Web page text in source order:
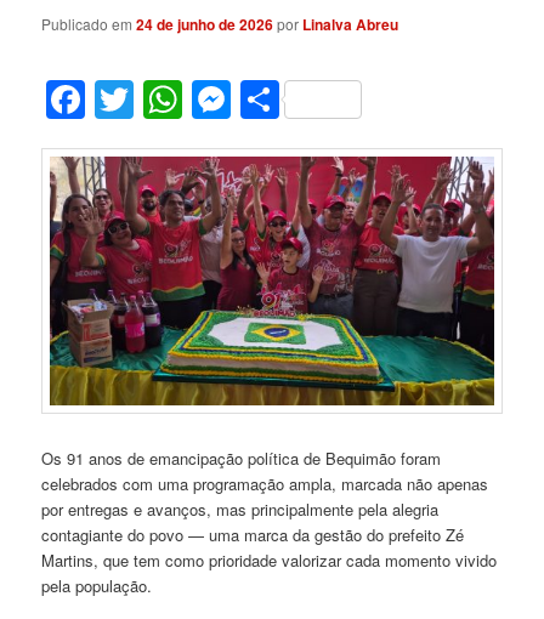
Publicado em24 de junho de 2026por Linalva Abreu
Facebook
Twitter
WhatsApp
Messenger
Share
Os 91 anos de emancipação política de Bequimão foram
celebrados com uma programação ampla, marcada não apenas
por entregas e avanços, mas principalmente pela alegria
contagiante do povo — uma marca da gestão do prefeito Zé
Martins, que tem como prioridade valorizar cada momento vivido
pela população.